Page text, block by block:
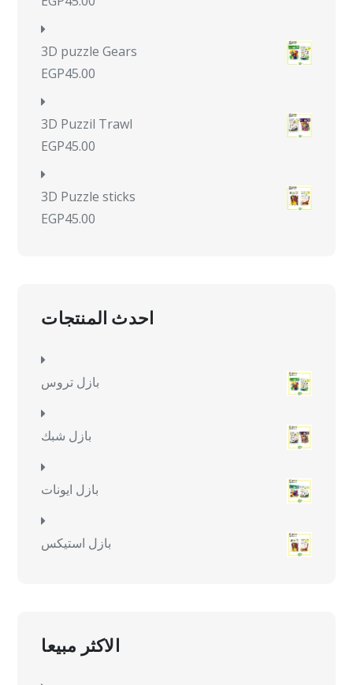
3D puzzle Gears
EGP45.00
3D Puzzil Trawl
EGP45.00
3D Puzzle sticks
EGP45.00
احدث المنتجات
بازل تروس
بازل شبك
بازل ايونات
بازل استيكس
الاكثر مبيعا